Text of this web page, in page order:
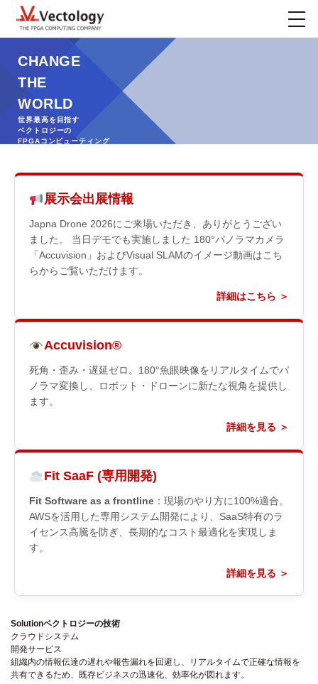
CHANGE
THE
WORLD
世界最高を目指す
ベクトロジーの
FPGAコンピューティング
展示会出展情報
Japna Drone 2026にご来場いただき、ありがとうござい
ました。 当日デモでも実施しました 180°パノラマカメラ
「Accuvision」およびVisual SLAMのイメージ動画はこち
らからご覧いただけます。
詳細はこちら ＞
Accuvision®
死角・歪み・遅延ゼロ。180°魚眼映像をリアルタイムでパ
ノラマ変換し、ロボット・ドローンに新たな視角を提供し
ます。
詳細を見る ＞
Fit SaaF (専用開発)
Fit Software as a frontline ：現場のやり方に100%適合。
AWSを活用した専用システム開発により、SaaS特有のラ
イセンス高騰を防ぎ、長期的なコスト最適化を実現しま
す。
詳細を見る ＞
Solutionベクトロジーの技術
クラウドシステム
開発サービス
組織内の情報伝達の遅れや報告漏れを回避し、リアルタイムで正確な情報を
共有できるため、既存ビジネスの迅速化、効率化が図れます。